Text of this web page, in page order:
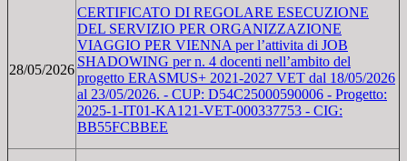
28/05/2026
CERTIFICATO DI REGOLARE ESECUZIONE
DEL SERVIZIO PER ORGANIZZAZIONE
VIAGGIO PER VIENNA per l’attivita di JOB
SHADOWING per n. 4 docenti nell’ambito del
progetto ERASMUS+ 2021-2027 VET dal 18/05/2026
al 23/05/2026. - CUP: D54C25000590006 - Progetto:
2025-1-IT01-KA121-VET-000337753 - CIG:
BB55FCBBEE